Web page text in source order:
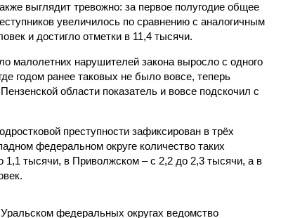
выглядит тревожно: за первое полугодие общее
увеличилось по сравнению с аналогичным
и достигло отметки в 11,4 тысячи.
малолетних нарушителей закона выросло с одного
годом ранее таковых не было вовсе, теперь
области показатель и вовсе подскочил с
преступности зафиксирован в трёх
федеральном округе количество таких
1,1 тысячи, в Приволжском – с 2,2 до 2,3 тысячи, а в
федеральных округах ведомство